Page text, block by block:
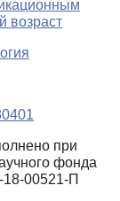
возраст
при
фонда
00521-П